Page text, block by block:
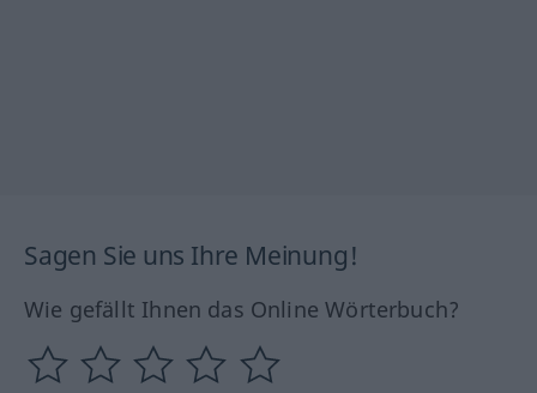
Sagen Sie uns Ihre Meinung!
Wie gefällt Ihnen das Online Wörterbuch?